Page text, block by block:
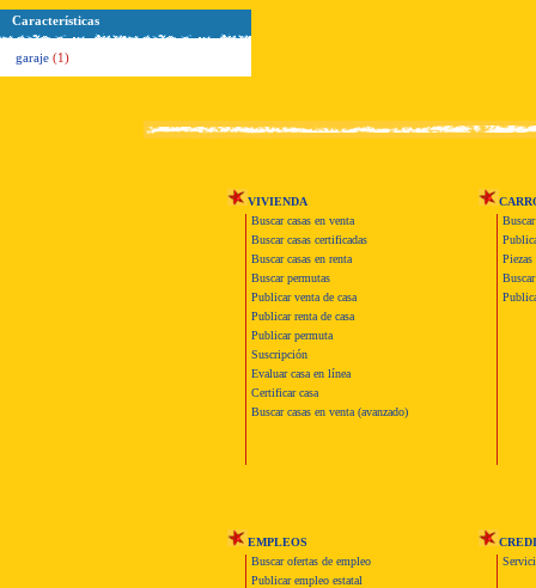
Características
garaje (1)
VIVIENDA
Buscar casas en venta
Buscar casas certificadas
Buscar casas en renta
Buscar permutas
Publicar venta de casa
Publicar renta de casa
Publicar permuta
Suscripción
Evaluar casa en línea
Certificar casa
Buscar casas en venta (avanzado)
Piezas
EMPLEOS
Buscar ofertas de empleo
Publicar empleo estatal